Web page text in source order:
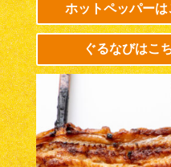
ホットペッパーは
ぐるなびはこ